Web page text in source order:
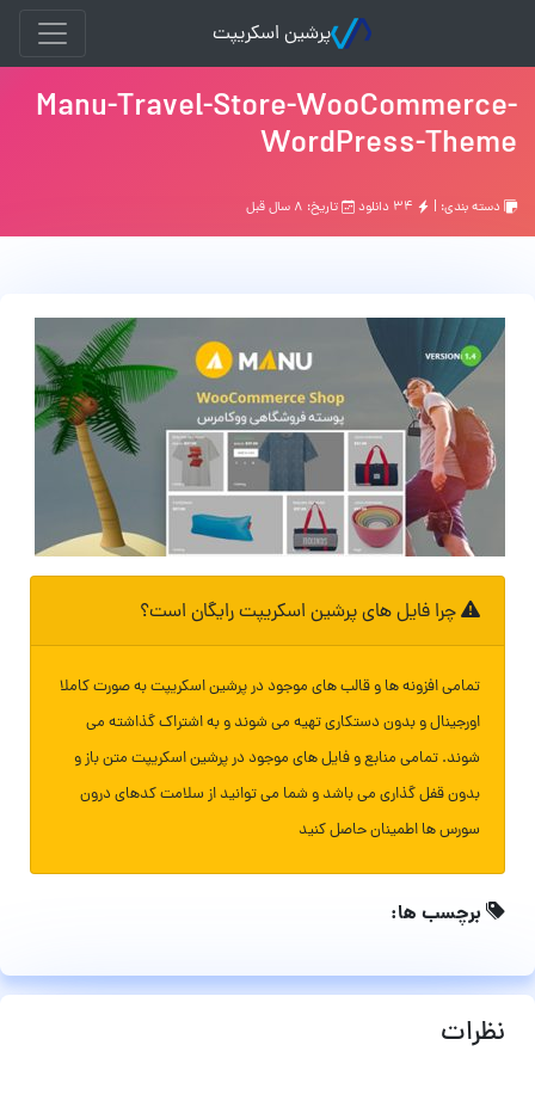
پرشین اسکریپت
Manu-Travel-Store-WooCommerce-
WordPress-Theme
دسته بندی: | تاریخ: ۸ سال قبل
چرا فایل های پرشین اسکریپت رایگان است؟
تمامی افزونه ها و قالب های موجود در پرشین اسکریپت به صورت کاملا
اورجینال و بدون دستکاری تهیه می شوند و به اشتراک گذاشته می
شوند. تمامی منابع و فایل های موجود در پرشین اسکریپت متن باز و
بدون قفل گذاری می باشد و شما می توانید از سلامت کدهای درون
سورس ها اطمینان حاصل کنید
برچسب ها:
نظرات